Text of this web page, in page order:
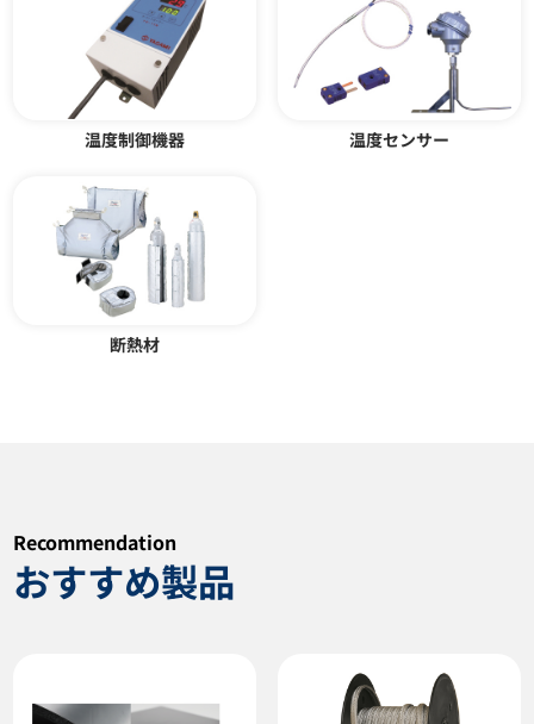
ホースヒーター
カタログダウンロード
ヒーターケーブル CGH型
カタログダウンロード
温度制御機器 温度センサー
断熱材
Recommendation
おすすめ製品